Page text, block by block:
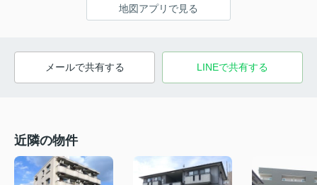
地図アプリで見る
メールで共有する LINEで共有する
近隣の物件